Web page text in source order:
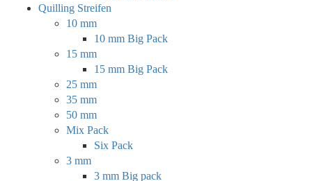
Quilling Streifen
10 mm
10 mm Big Pack
15 mm
15 mm Big Pack
25 mm
35 mm
50 mm
Mix Pack
Six Pack
3 mm
3 mm Big pack